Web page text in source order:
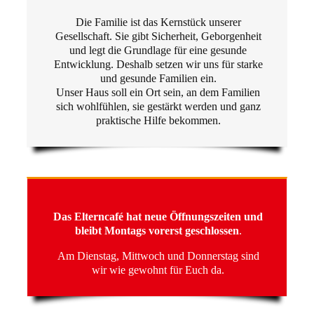
Die Familie ist das Kernstück unserer
Gesellschaft. Sie gibt Sicherheit, Geborgenheit
und legt die Grundlage für eine gesunde
Entwicklung. Deshalb setzen wir uns für starke
und gesunde Familien ein.
Unser Haus soll ein Ort sein, an dem Familien
sich wohlfühlen, sie gestärkt werden und ganz
praktische Hilfe bekommen.
Das Elterncafé hat neue Öffnungszeiten und
bleibt Montags vorerst geschlossen.
Am Dienstag, Mittwoch und Donnerstag sind
wir wie gewohnt für Euch da.